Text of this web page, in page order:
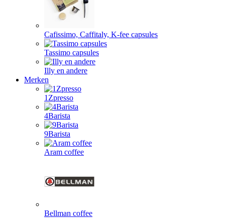
Cafissimo, Caffitaly, K-fee capsules
Tassimo capsules
Illy en andere
Merken
1Zpresso
4Barista
9Barista
Aram coffee
Bellman coffee